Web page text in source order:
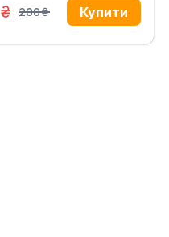
200
грн.
грн.